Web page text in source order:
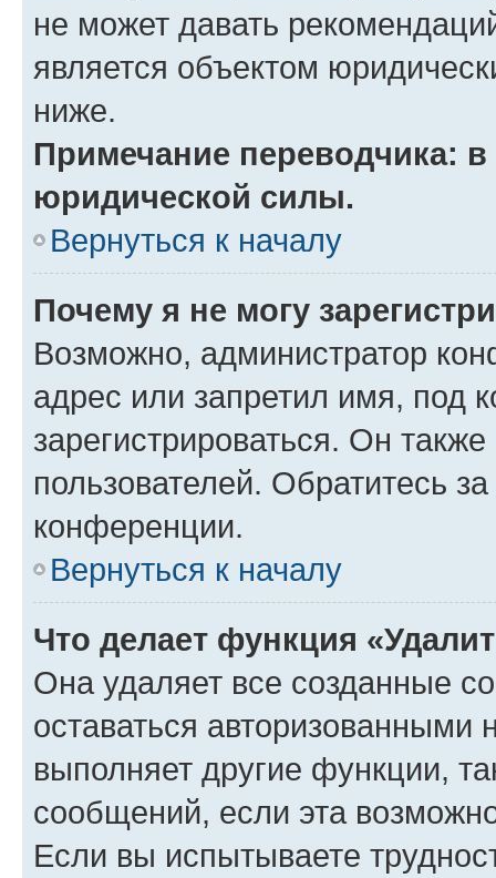
не может давать
является объектом
ниже.
Примечание переводчика:
юридической силы.
Вернуться к началу
Почему я не могу
Возможно, администратор
адрес или запретил имя, под
зарегистрироваться. Он
пользователей. Обратитесь
конференции.
Вернуться к началу
Что делает функция
Она удаляет все созданные
оставаться авторизованными
выполняет другие функции,
сообщений, если эта
Если вы испытываете